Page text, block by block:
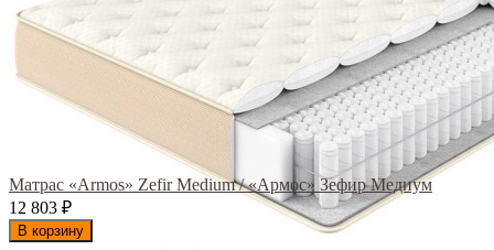
Матрас «Armos» Zefir Medium / «Армос» Зефир Медиум
12 803 ₽
В корзину